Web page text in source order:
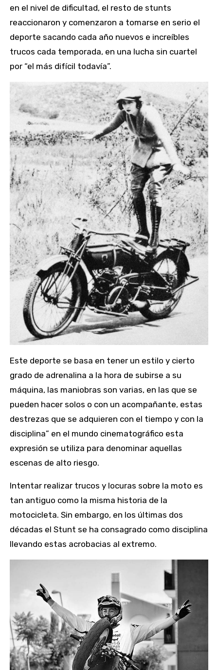
en el nivel de dificultad, el resto de stunts
reaccionaron y comenzaron a tomarse en serio el
deporte sacando cada año nuevos e increíbles
trucos cada temporada, en una lucha sin cuartel
por “el más difícil todavía”.
Este deporte se basa en tener un estilo y cierto
grado de adrenalina a la hora de subirse a su
máquina, las maniobras son varias, en las que se
pueden hacer solos o con un acompañante, estas
destrezas que se adquieren con el tiempo y con la
disciplina” en el mundo cinematográfico esta
expresión se utiliza para denominar aquellas
escenas de alto riesgo.
Intentar realizar trucos y locuras sobre la moto es
tan antiguo como la misma historia de la
motocicleta. Sin embargo, en los últimas dos
décadas el Stunt se ha consagrado como disciplina
llevando estas acrobacias al extremo.